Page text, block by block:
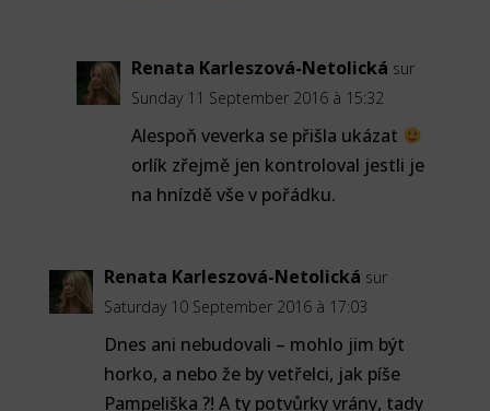
Renata Karleszová-Netolická sur
Sunday 11 September 2016 à 15:32
Alespoň veverka se přišla ukázat
orlík zřejmě jen kontroloval jestli je
na hnízdě vše v pořádku.
Renata Karleszová-Netolická sur
Saturday 10 September 2016 à 17:03
Dnes ani nebudovali – mohlo jim být
horko, a nebo že by vetřelci, jak píše
Pampeliška ?! A ty potvůrky vrány, tady